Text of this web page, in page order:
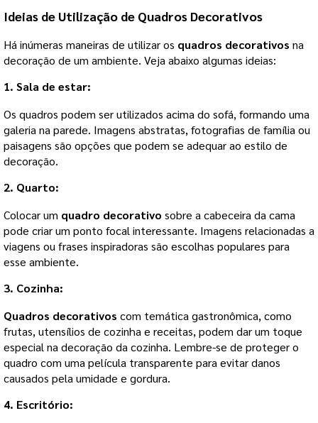
Ideias de Utilização de Quadros Decorativos
Há inúmeras maneiras de utilizar os quadros decorativos na
decoração de um ambiente. Veja abaixo algumas ideias:
1. Sala de estar:
Os quadros podem ser utilizados acima do sofá, formando uma
galeria na parede. Imagens abstratas, fotografias de família ou
paisagens são opções que podem se adequar ao estilo de
decoração.
2. Quarto:
Colocar um quadro decorativo sobre a cabeceira da cama
pode criar um ponto focal interessante. Imagens relacionadas a
viagens ou frases inspiradoras são escolhas populares para
esse ambiente.
3. Cozinha:
Quadros decorativos com temática gastronômica, como
frutas, utensílios de cozinha e receitas, podem dar um toque
especial na decoração da cozinha. Lembre-se de proteger o
quadro com uma película transparente para evitar danos
causados pela umidade e gordura.
4. Escritório: